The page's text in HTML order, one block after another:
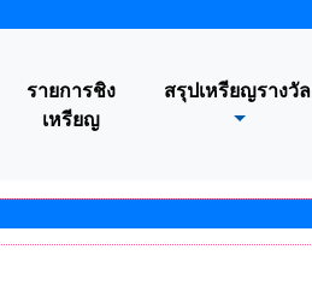
รายการชิง
เหรียญ
สรุปเหรียญรางวัล